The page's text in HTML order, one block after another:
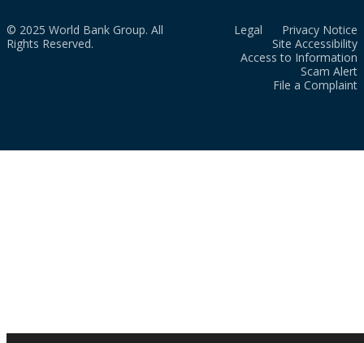
© 2025 World Bank Group. All
Rights Reserved.
Legal
Privacy Notice
Site Accessibility
Access to Information
Scam Alert
File a Complaint